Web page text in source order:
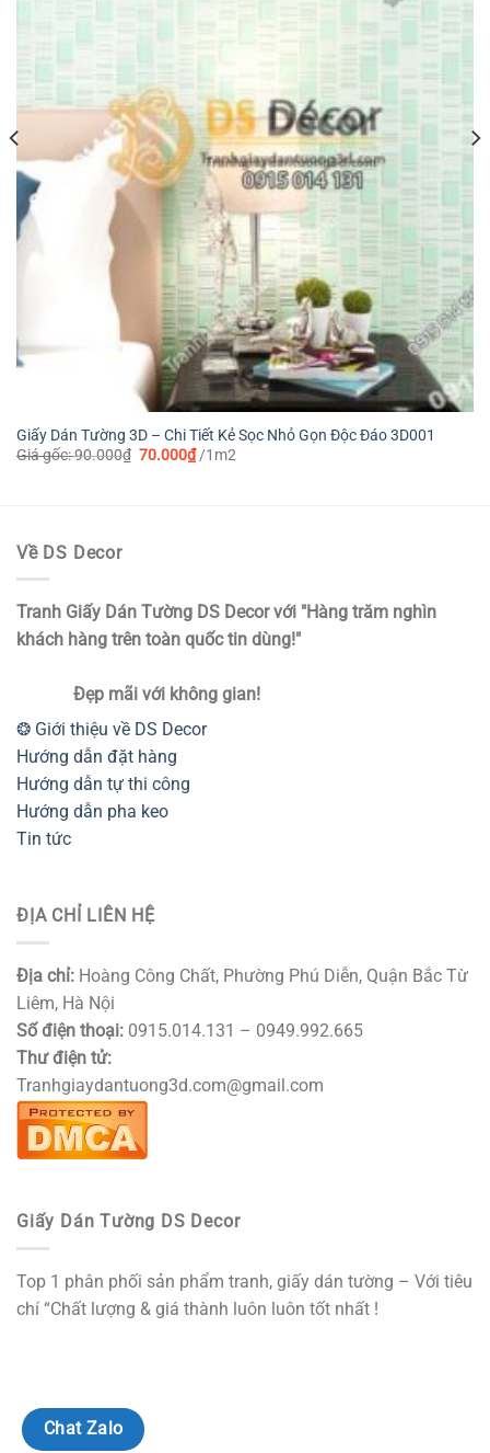
Giấy Dán Tường 3D – Chi Tiết Kẻ Sọc Nhỏ Gọn Độc Đáo 3D001
Giá gốc:90.000₫ Giá
70.000₫Giá
hiện
/1m2
Về DS Decor
Tranh Giấy Dán Tường DS Decor với "Hàng trăm nghìn
khách hàng trên toàn quốc tin dùng!"
Đẹp mãi với không gian!
❂ Giới thiệu về DS Decor
Hướng dẫn đặt hàng
Hướng dẫn tự thi công
Hướng dẫn pha keo
Tin tức
ĐỊA CHỈ LIÊN HỆ
Địa chỉ: Hoàng Công Chất, Phường Phú Diễn, Quận Bắc Từ
Liêm, Hà Nội
Số điện thoại: 0915.014.131 – 0949.992.665
Thư điện tử:
Tranhgiaydantuong3d.com@gmail.com
Giấy Dán Tường DS Decor
Top 1 phân phối sản phẩm tranh, giấy dán tường – Với tiêu
chí “Chất lượng & giá thành luôn luôn tốt nhất !
Chat Zalo